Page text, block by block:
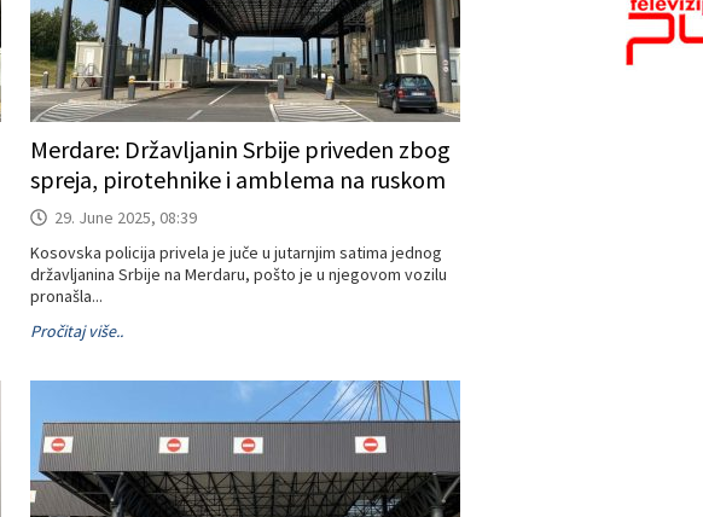
Merdare: Državljanin Srbije priveden zbog
spreja, pirotehnike i amblema na ruskom
29. June 2025, 08:39
Kosovska policija privela je juče u jutarnjim satima jednog
državljanina Srbije na Merdaru, pošto je u njegovom vozilu
pronašla...
Pročitaj više..